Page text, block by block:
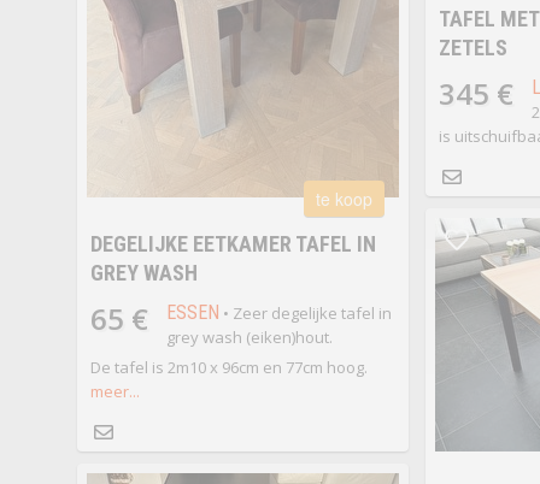
TAFEL
ZETELS
345 €
is
te koop
DEGELIJKE EETKAMER TAFEL IN
GREY WASH
65 € ESSEN • Zeer degelijke tafel in
grey wash (eiken)hout.
De tafel is 2m10 x 96cm en 77cm hoog.
meer...